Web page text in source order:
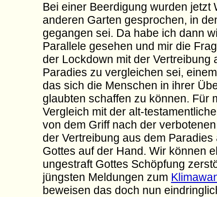
Bei einer Beerdigung wurden jetzt
anderen Garten gesprochen, in
gegangen sei. Da habe ich dann
Parallele gesehen und mir die
der Lockdown mit der Vertreibung
Paradies zu vergleichen sei,
das sich die Menschen in ihrer
glaubten schaffen zu können. Für
Vergleich mit der alt-
von dem Griff nach der
der Vertreibung aus dem Paradies
Gottes auf der Hand. Wir können
ungestraft Gottes Schöpfung
jüngsten Meldungen zum
beweisen das doch nun